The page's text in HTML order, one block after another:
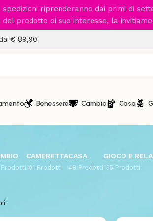
riprenderanno dai primi di
del prodotto di suo interesse, la
€ 89,90
Benessere Cambio Casa
Prodotti
CAMERETTA
191 Prodotti
CASA
48 Prodotti
GIOCO E
135 Prodotti